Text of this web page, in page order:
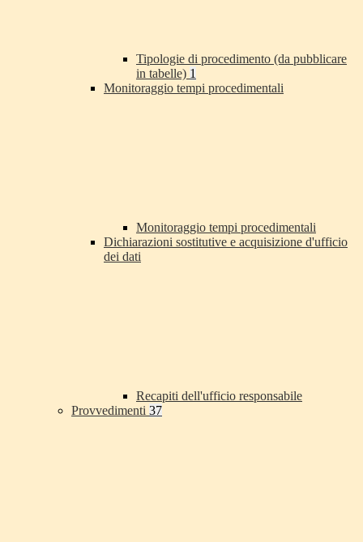
Tipologie di procedimento (da pubblicare
in tabelle) 1
Monitoraggio tempi procedimentali
Monitoraggio tempi procedimentali
Dichiarazioni sostitutive e acquisizione d'ufficio
dei dati
Recapiti dell'ufficio responsabile
Provvedimenti 37